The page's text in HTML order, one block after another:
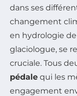
dans ses
changement
en hydrologie
glaciologue, se
cruciale. Tous
pédale qui les
engagement